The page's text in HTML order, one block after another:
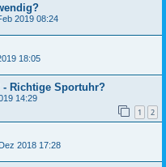
2019 08:24
18:05
Richtige Sportuhr?
14:29
1 2
2018 17:28